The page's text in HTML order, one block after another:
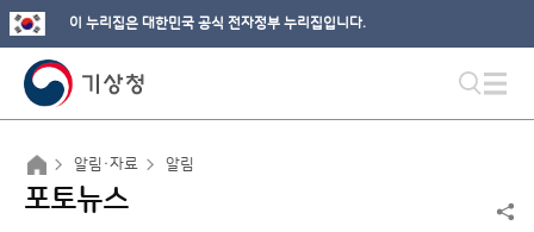
이 누리집은 대한민국 공식 전자정부 누리집입니다.
알림·자료 알림
포토뉴스